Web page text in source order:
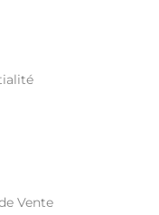
Vente